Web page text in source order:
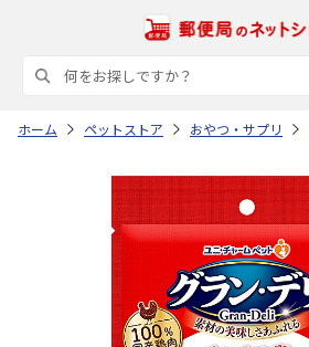
ホーム ペットストア おやつ・サプリ